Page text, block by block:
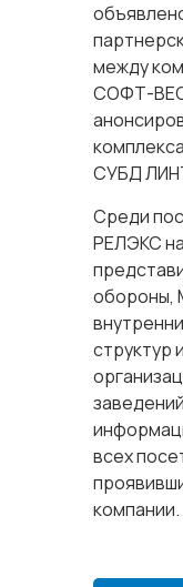
между
СОФТ-
СУБД
Среди
РЕЛЭКС
обороны,
структур
всех
компании.